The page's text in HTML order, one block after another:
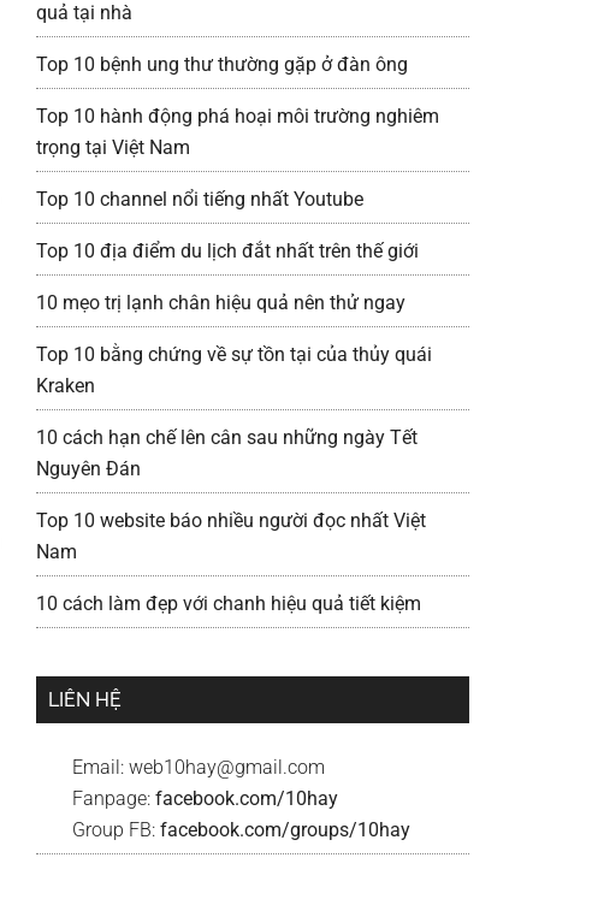
quả tại nhà
Top 10 bệnh ung thư thường gặp ở đàn ông
Top 10 hành động phá hoại môi trường nghiêm
trọng tại Việt Nam
Top 10 channel nổi tiếng nhất Youtube
Top 10 địa điểm du lịch đắt nhất trên thế giới
10 mẹo trị lạnh chân hiệu quả nên thử ngay
Top 10 bằng chứng về sự tồn tại của thủy quái
Kraken
10 cách hạn chế lên cân sau những ngày Tết
Nguyên Đán
Top 10 website báo nhiều người đọc nhất Việt
Nam
10 cách làm đẹp với chanh hiệu quả tiết kiệm
LIÊN HỆ
Email: web10hay@gmail.com
Fanpage: facebook.com/10hay
Group FB: facebook.com/groups/10hay